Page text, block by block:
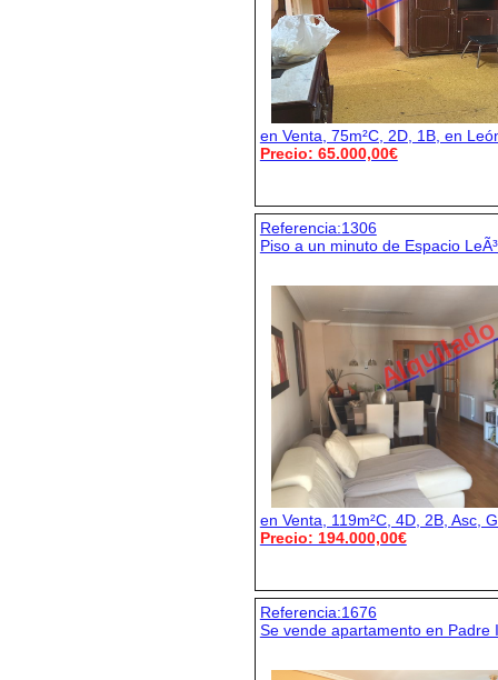
en Venta, 75m²C, 2D, 1B, en
Precio: 65.000,00€
Referencia:1306
Piso a un minuto de Espacio
en Venta, 119m²C, 4D, 2B, Asc,
Precio: 194.000,00€
Referencia:1676
Se vende apartamento en Padre